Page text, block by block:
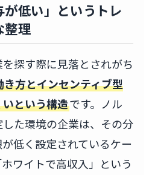
が低い」というトレ
整理
探す際に見落とされがち
方とインセンティブ型
という構造です。ノル
た環境の企業は、その分
低く設定されているケー
ワイトで高収入」という